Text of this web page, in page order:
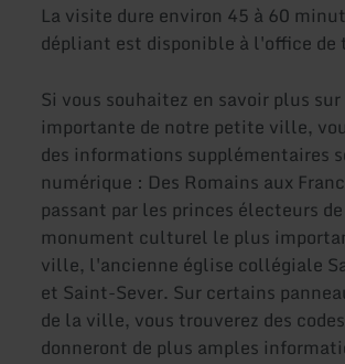
La visite dure environ 45 à 60
dépliant est disponible à l'office de
Si vous souhaitez en savoir plus
importante de notre petite ville,
des informations supplémentaires
numérique : Des Romains aux
passant par les princes électeurs
monument culturel le plus
ville, l'ancienne église collégiale
et Saint-Sever. Sur certains
de la ville, vous trouverez des
donneront de plus amples